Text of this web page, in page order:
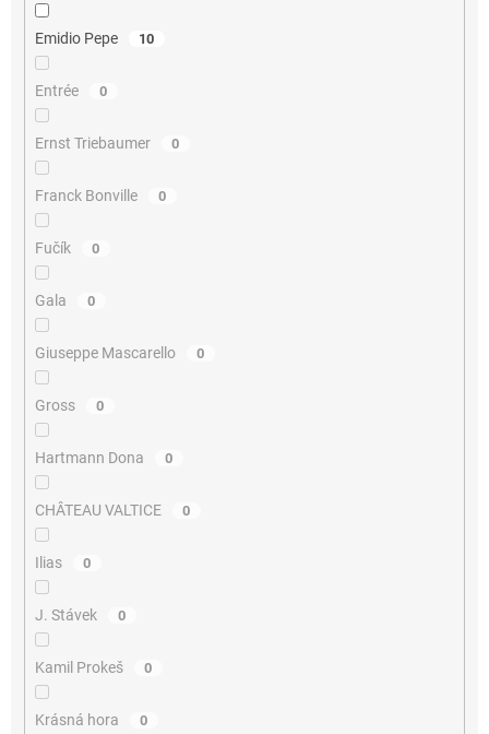
Emidio Pepe 10
Entrée 0
Ernst Triebaumer 0
Franck Bonville 0
Fučík 0
Gala 0
Giuseppe Mascarello 0
Gross 0
Hartmann Dona 0
CHÂTEAU VALTICE 0
Ilias 0
J. Stávek 0
Kamil Prokeš 0
Krásná hora 0